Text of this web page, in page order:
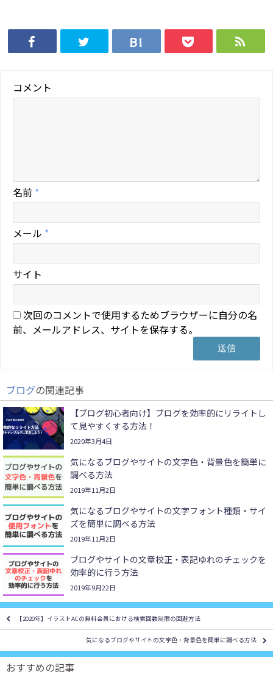
コメント
名前 *
メール *
サイト
次回のコメントで使用するためブラウザーに自分の名
前、メールアドレス、サイトを保存する。
ブログの関連記事
【ブログ初心者向け】ブログを効率的にリライトし
て見やすくする方法！
2020年3月4日
気になるブログやサイトの文字色・背景色を簡単に
調べる方法
2019年11月2日
気になるブログやサイトの文字フォント種類・サイ
ズを簡単に調べる方法
2019年11月2日
ブログやサイトの文章校正・表記ゆれのチェックを
効率的に行う方法
2019年9月22日
【2020年】イラストACの無料会員における検索回数制限の回避方法
気になるブログやサイトの文字色・背景色を簡単に調べる方法
おすすめの記事